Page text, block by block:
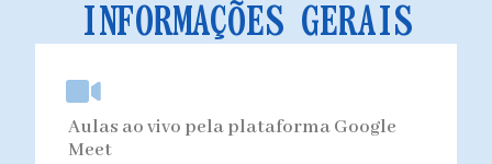
INFORMAÇÕES GERAIS
Aulas ao vivo pela plataforma Google
Meet